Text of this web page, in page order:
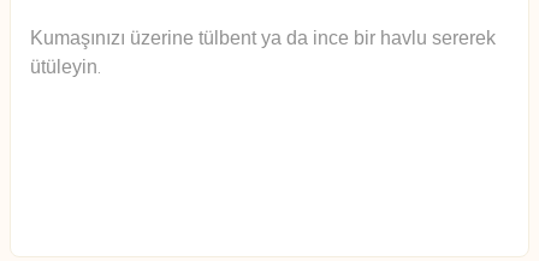
Kumaşınızı üzerine tülbent ya da ince bir havlu sererek
ütüleyin.